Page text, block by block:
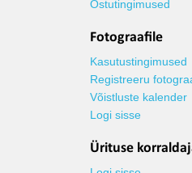
Ostutingimused
Fotograafile
Kasutustingimused
Registreeru
Võistluste kalender
Logi sisse
Ürituse